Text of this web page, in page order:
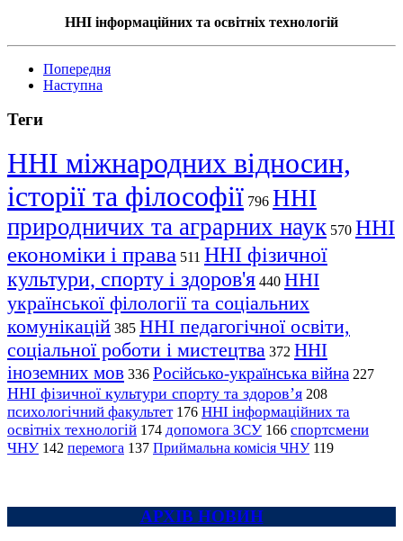
ННІ інформаційних та освітніх технологій
Попередня
Наступна
Теги
ННІ міжнародних відносин,
історії та філософії 796 ННІ
природничих та аграрних наук 570 ННІ
економіки і права 511 ННІ фізичної
культури, спорту і здоров'я 440 ННІ
української філології та соціальних
комунікацій 385 ННІ педагогічної освіти,
соціальної роботи і мистецтва 372 ННІ
іноземних мов 336 Російсько-українська війна 227
ННІ фізичної культури спорту та здоров’я 208
психологічний факультет 176 ННІ інформаційних та
освітніх технологій 174 допомога ЗСУ 166 спортсмени
ЧНУ 142 перемога 137 Приймальна комісія ЧНУ 119
АРХІВ НОВИН